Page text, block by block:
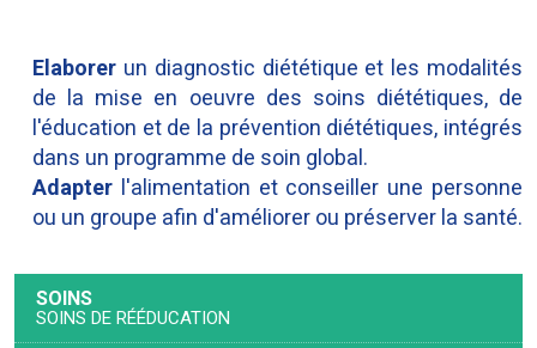
Elaborer un diagnostic diététique et les modalités
de la mise en oeuvre des soins diététiques, de
l'éducation et de la prévention diététiques, intégrés
dans un programme de soin global.
Adapter l'alimentation et conseiller une personne
ou un groupe afin d'améliorer ou préserver la santé.
SOINS
SOINS DE RÉÉDUCATION